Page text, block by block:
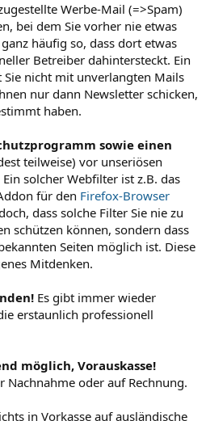
Werbe-Mail (=>Spam)
bei dem Sie vorher nie etwas
häufig so, dass dort etwas
Betreiber dahintersteckt. Ein
nicht mit unverlangten Mails
nur dann Newsletter schicken,
haben.
sowie einen
teilweise) vor unseriösen
solcher Webfilter ist z.B. das
für den Firefox-Browser
dass solche Filter Sie nie zu
schützen können, sondern dass
Seiten möglich ist. Diese
Mitdenken.
Es gibt immer wieder
erstaunlich professionell
möglich, Vorauskasse!
Nachnahme oder auf Rechnung.
in Vorkasse auf ausländische